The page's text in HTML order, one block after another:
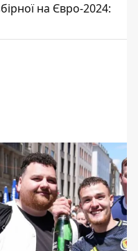
на Євро-2024: